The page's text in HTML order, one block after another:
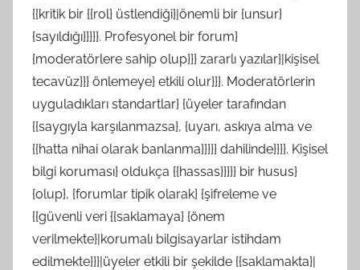
{{kritik bir {{rol} üstlendiği}|önemli bir {unsur}
{sayıldığı}}}}}. Profesyonel bir forum}
{moderatörlere sahip olup}}} zararlı yazılar}|kişisel
tecavüz}}} önlemeye} etkili olur}}}. Moderatörlerin
uyguladıkları standartlar} {üyeler tarafından
{{saygıyla karşılanmazsa}, {uyarı, askıya alma ve
{{hatta nihai olarak banlanma}}}}} dahilinde}}}}. Kişisel
bilgi koruması} oldukça {{hassas}}}}} bir husus}
{olup}, {forumlar tipik olarak} {şifreleme ve
{{güvenli veri {{saklamaya} {önem
verilmekte}|korumalı bilgisayarlar istihdam
edilmekte}}}|üyeler etkili bir şekilde {{saklamakta}|